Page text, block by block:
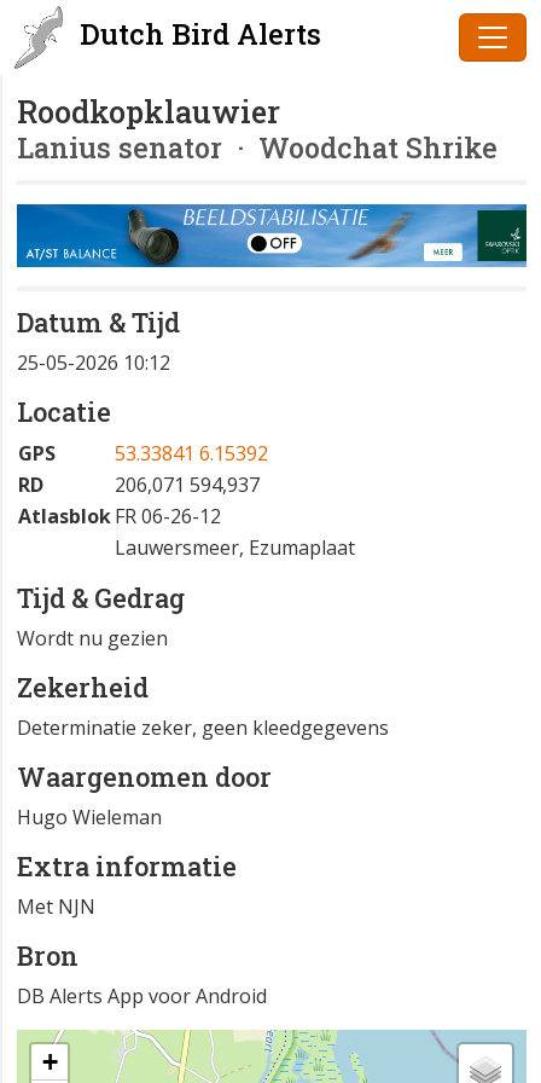
Dutch Bird Alerts
Roodkopklauwier
Lanius senator · Woodchat Shrike
Datum & Tijd
25-05-2026 10:12
Locatie
GPS
53.33841 6.15392
RD
206,071 594,937
AtlasblokFR 06-26-12
Lauwersmeer, Ezumaplaat
Tijd & Gedrag
Wordt nu gezien
Zekerheid
Determinatie zeker, geen kleedgegevens
Waargenomen door
Hugo Wieleman
Extra informatie
Met NJN
Bron
DB Alerts App voor Android
+